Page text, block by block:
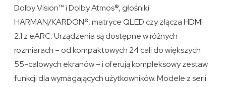
Dolby Vision™ i Dolby Atmos®, głośniki
HARMAN/KARDON®, matryce QLED czy złącza HDMI
2.1 z eARC. Urządzenia są dostępne w różnych
rozmiarach – od kompaktowych 24 cali do większych
55-calowych ekranów – i oferują kompleksowy zestaw
funkcji dla wymagających użytkowników. Modele z serii